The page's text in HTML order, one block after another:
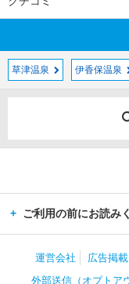
草津温泉 伊香保温泉
ご利用の前にお読み
運営会社 広告掲
外部送信（オプトア